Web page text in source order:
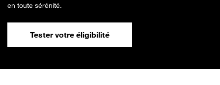
en toute sérénité.
Tester votre éligibilité